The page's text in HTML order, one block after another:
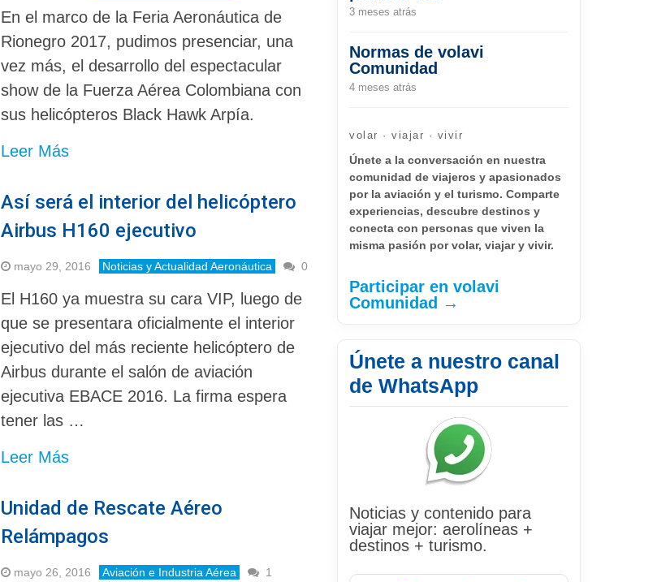
En el marco de la Feria Aeronáutica de
Rionegro 2017, pudimos presenciar, una
vez más, el desarrollo del espectacular
show de la Fuerza Aérea Colombiana con
sus helicópteros Black Hawk Arpía.
Leer Más
Así será el interior del helicóptero
Airbus H160 ejecutivo
mayo 29, 2016 Noticias y Actualidad Aeronáutica 0
El H160 ya muestra su cara VIP, luego de
que se presentara oficialmente el interior
ejecutivo del más reciente helicóptero de
Airbus durante el salón de aviación
ejecutiva EBACE 2016. La firma espera
tener las …
Leer Más
Unidad de Rescate Aéreo
Relámpagos
mayo 26, 2016 Aviación e Industria Aérea 1
3 meses atrás
Normas de volavi
Comunidad
4 meses atrás
volar · viajar · vivir
Únete a la conversación en nuestra
comunidad de viajeros y apasionados
por la aviación y el turismo. Comparte
experiencias, descubre destinos y
conecta con personas que viven la
misma pasión por volar, viajar y vivir.
Participar en volavi
Comunidad →
Únete a nuestro canal
de WhatsApp
Noticias y contenido para
viajar mejor: aerolíneas +
destinos + turismo.